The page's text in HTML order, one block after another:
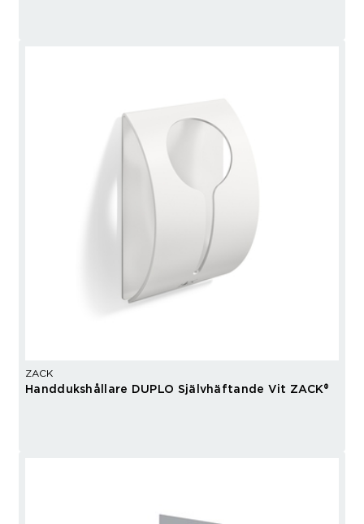
ZACK
Handdukshållare DUPLO Självhäftande Vit ZACK®